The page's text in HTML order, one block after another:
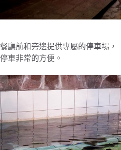
餐廳前和旁邊提供專屬的停車場，
停車非常的方便。